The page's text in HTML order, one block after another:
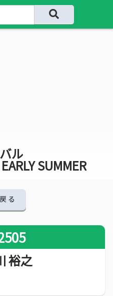
ル
SUMMER
戻 る
裕之